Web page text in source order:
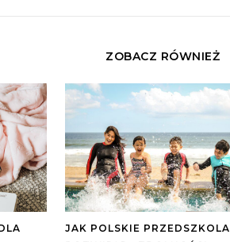
ZOBACZ RÓWNIEŻ
JAK POLSKIE PRZEDSZKOLA